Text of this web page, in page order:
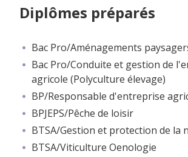
Diplômes préparés
Bac Pro/Aménagements
Bac Pro/Conduite et gestion de
agricole (Polyculture élevage)
BP/Responsable d'entreprise
BPJEPS/Pêche de loisir
BTSA/Gestion et protection de la
BTSA/Viticulture Oenologie